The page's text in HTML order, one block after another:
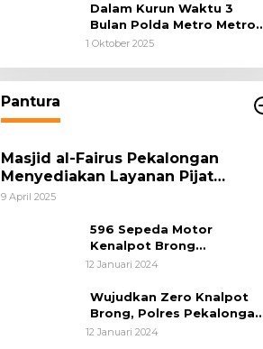
Dalam Kurun Waktu 3
Bulan Polda Metro Metro
Ungkap 1,14 Ton Narkoba
1 Oktober 2025
Pantura
Masjid al-Fairus Pekalongan
Menyediakan Layanan Pijat
hingga Potong Rambut Gratis bagi
9 April 2025
596 Sepeda Motor
Kenalpot Brong
Diamankan Polres
12 Januari 2024
Wujudkan Zero Knalpot
Brong, Polres Pekalongan
Kota Berikan Edukasi
12 Januari 2024